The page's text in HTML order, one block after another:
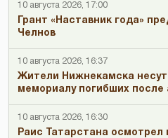
10 августа 2026, 17:00
Грант «Наставник года»
Челнов
10 августа 2026, 16:37
Жители Нижнекамска несут
мемориалу погибших после
10 августа 2026, 16:30
Раис Татарстана осмотрел